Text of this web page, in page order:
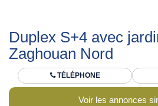
Duplex S+4 avec
Zaghouan Nord
TÉLÉPHONE
Voir les annonces